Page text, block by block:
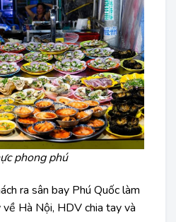
phong phú
ra sân bay Phú Quốc làm
Hà Nội, HDV chia tay và